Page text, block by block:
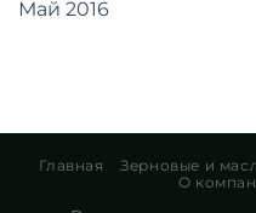
Май 2016
Главная Зерновые и
О